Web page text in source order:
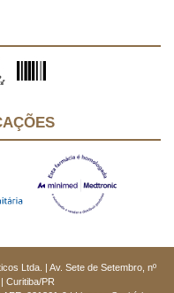
Ltda. | Av. Sete de Setembro, nº
Curitiba/PR